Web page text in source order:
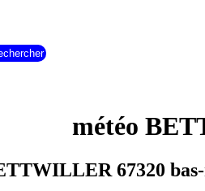
météo
67320